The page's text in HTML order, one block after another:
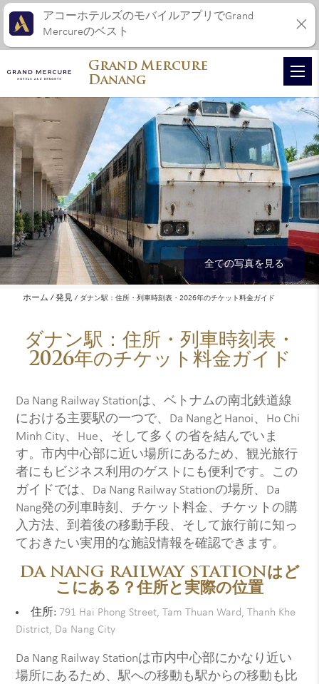
全ての写真を見る
ホーム 発見 ダナン駅：住所・列車時刻表・2026年のチケット料金ガイド
ダナン駅：住所・列車時刻表・
2026年のチケット料金ガイド
Da Nang Railway Stationは、ベトナムの南北鉄道線
における主要駅の一つで、Da NangとHanoi、Ho Chi
Minh City、Hue、そして多くの省を結んでいま
す。市内中心部に近い場所にあるため、観光旅行
者にもビジネス利用のゲストにも便利です。この
ガイドでは、Da Nang Railway Stationの場所、Da
Nang発の列車時刻、チケット料金、チケットの購
入方法、到着後の移動手段、そして旅行前に知っ
ておきたい実用的な施設情報を確認できます。
DA NANG RAILWAY STATIONはど
こにある？住所と実際の位置
住所: 791 Hai Phong Street, Tam Thuan Ward, Thanh Khe
District, Da Nang City
Da Nang Railway Stationは市内中心部にかなり近い
場所にあるため、駅への移動も駅からの移動も比
Grand Mercure
Danang
アコーホテルズのモバイルアプリでGrand
Mercureのベスト